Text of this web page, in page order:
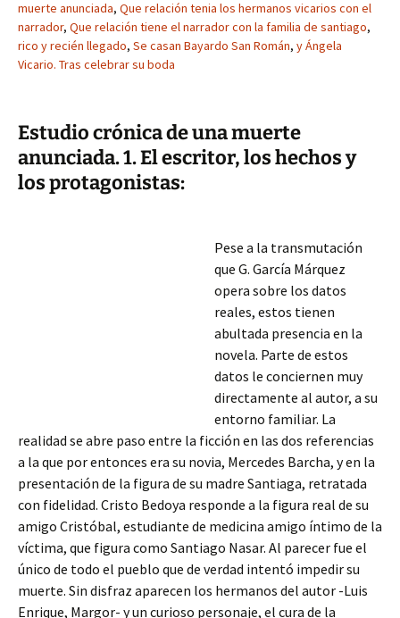
muerte anunciada, Que relación tenia los hermanos vicarios con el
narrador, Que relación tiene el narrador con la familia de santiago,
rico y recién llegado, Se casan Bayardo San Román, y Ángela
Vicario. Tras celebrar su boda
Estudio crónica de una muerte
anunciada. 1. El escritor, los hechos y
los protagonistas:
Pese a la transmutación
que G. García Márquez
opera sobre los datos
reales, estos tienen
abultada presencia en la
novela. Parte de estos
datos le conciernen muy
directamente al autor, a su
entorno familiar. La
realidad se abre paso entre la ficción en las dos referencias
a la que por entonces era su novia, Mercedes Barcha, y en la
presentación de la figura de su madre Santiaga, retratada
con fidelidad. Cristo Bedoya responde a la figura real de su
amigo Cristóbal, estudiante de medicina amigo íntimo de la
víctima, que figura como Santiago Nasar. Al parecer fue el
único de todo el pueblo que de verdad intentó impedir su
muerte. Sin disfraz aparecen los hermanos del autor -Luis
Enrique, Margor- y un curioso personaje, el cura de la